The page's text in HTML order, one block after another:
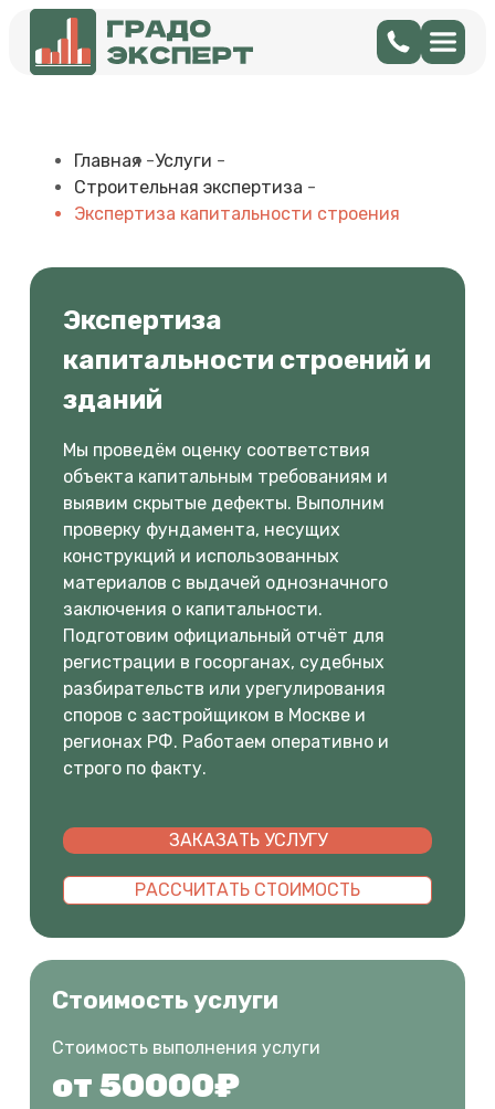
Главная -Услуги -
Строительная экспертиза -
Экспертиза капитальности строения
Экспертиза
капитальности строений и
зданий
Мы проведём оценку соответствия
объекта капитальным требованиям и
выявим скрытые дефекты. Выполним
проверку фундамента, несущих
конструкций и использованных
материалов с выдачей однозначного
заключения о капитальности.
Подготовим официальный отчёт для
регистрации в госорганах, судебных
разбирательств или урегулирования
споров с застройщиком в Москве и
регионах РФ. Работаем оперативно и
строго по факту.
ЗАКАЗАТЬ УСЛУГУ
РАССЧИТАТЬ СТОИМОСТЬ
Стоимость услуги
Стоимость выполнения услуги
от 50000₽